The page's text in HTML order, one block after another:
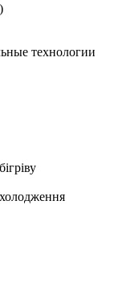
технологии